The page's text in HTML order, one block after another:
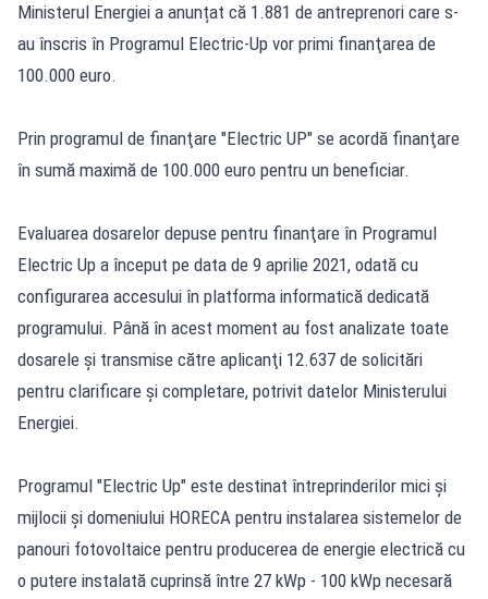
Ministerul Energiei a anunțat că 1.881 de antreprenori care s-
au înscris în Programul Electric-Up vor primi finanţarea de
100.000 euro.
Prin programul de finanţare "Electric UP" se acordă finanţare
în sumă maximă de 100.000 euro pentru un beneficiar.
Evaluarea dosarelor depuse pentru finanţare în Programul
Electric Up a început pe data de 9 aprilie 2021, odată cu
configurarea accesului în platforma informatică dedicată
programului. Până în acest moment au fost analizate toate
dosarele şi transmise către aplicanţi 12.637 de solicitări
pentru clarificare şi completare, potrivit datelor Ministerului
Energiei.
Programul "Electric Up" este destinat întreprinderilor mici şi
mijlocii şi domeniului HORECA pentru instalarea sistemelor de
panouri fotovoltaice pentru producerea de energie electrică cu
o putere instalată cuprinsă între 27 kWp - 100 kWp necesară